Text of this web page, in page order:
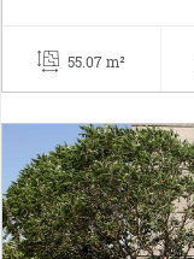
55.07 m²